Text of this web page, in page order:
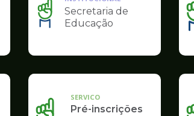
Ilustração
da
de
Educação
Secretaria de
Educação
SERVICO
Pré-inscrições